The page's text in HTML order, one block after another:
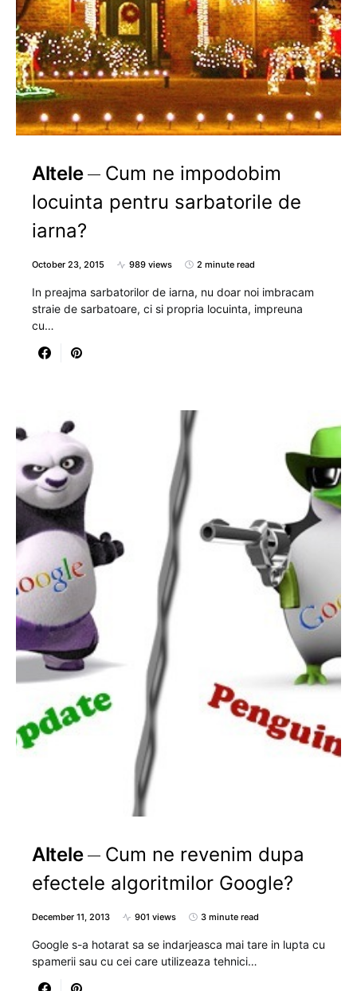
Altele
Cum ne impodobim
locuinta pentru sarbatorile de
iarna?
October 23, 2015 989 views 2 minute read
In preajma sarbatorilor de iarna, nu doar noi imbracam
straie de sarbatoare, ci si propria locuinta, impreuna
cu…
Altele
Cum ne revenim dupa
efectele algoritmilor Google?
December 11, 2013 901 views 3 minute read
Google s-a hotarat sa se indarjeasca mai tare in lupta cu
spamerii sau cu cei care utilizeaza tehnici…